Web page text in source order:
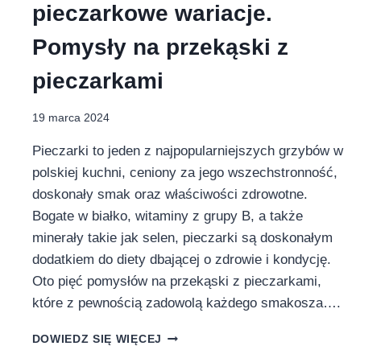
pieczarkowe wariacje.
Pomysły na przekąski z
pieczarkami
19 marca 2024
Pieczarki to jeden z najpopularniejszych grzybów w
polskiej kuchni, ceniony za jego wszechstronność,
doskonały smak oraz właściwości zdrowotne.
Bogate w białko, witaminy z grupy B, a także
minerały takie jak selen, pieczarki są doskonałym
dodatkiem do diety dbającej o zdrowie i kondycję.
Oto pięć pomysłów na przekąski z pieczarkami,
które z pewnością zadowolą każdego smakosza….
DOWIEDZ SIĘ WIĘCEJ KAPELUSZE